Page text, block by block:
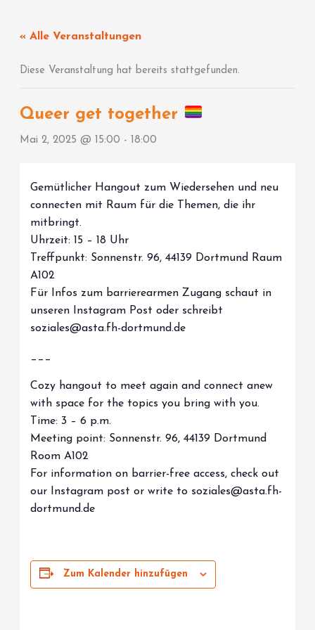
springen« Alle Veranstaltungen
Diese Veranstaltung hat bereits stattgefunden.
Queer get together
Mai 2, 2025 @ 15:00 - 18:00
Gemütlicher Hangout zum Wiedersehen und neu
connecten mit Raum für die Themen, die ihr
mitbringt.
Uhrzeit: 15 – 18 Uhr
Treffpunkt: Sonnenstr. 96, 44139 Dortmund Raum
A102
Für Infos zum barrierearmen Zugang schaut in
unseren Instagram Post oder schreibt
soziales@asta.fh-dortmund.de
___
Cozy hangout to meet again and connect anew
with space for the topics you bring with you.
Time: 3 – 6 p.m.
Meeting point: Sonnenstr. 96, 44139 Dortmund
Room A102
For information on barrier-free access, check out
our Instagram post or write to soziales@asta.fh-
dortmund.de
Zum Kalender hinzufügen